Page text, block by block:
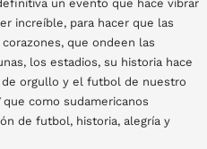
un evento que hace vibrar
increíble, para hacer que las
que ondeen las
los estadios, su historia hace
orgullo y el futbol de nuestro
como sudamericanos
de futbol, historia, alegría y